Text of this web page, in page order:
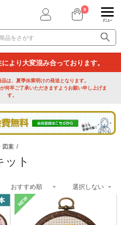
0
ﾒﾆｭｰ
より大変混み合っております。
は、夏季休業明けの発送となります。
何卒ご了承いただきますようお願い申し上げま
す。
図案 /
ット
NEW